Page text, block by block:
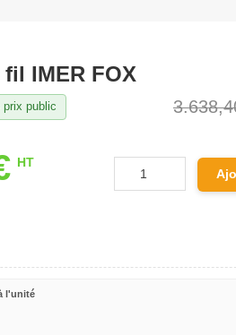
IMER FOX
prix public
HT
l'unité